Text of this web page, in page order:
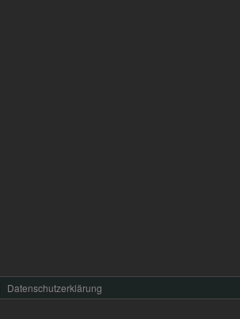
Datenschutzerklärung